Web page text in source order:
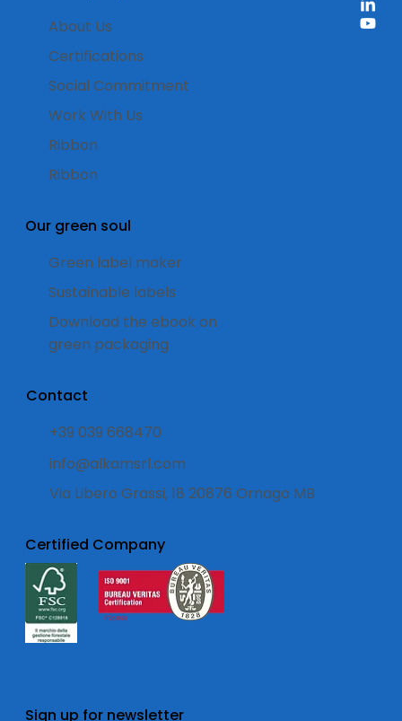
About Us
Certifications
Social Commitment
Work With Us
Ribbon
Ribbon
Sign up for newsletter
Our green soul
Green label maker
Sustainable labels
Download the ebook on
green packaging
Contact
+39 039 668470
info@alkamsrl.com
Via Libero Grassi, 18 20876 Ornago MB
Certified Company